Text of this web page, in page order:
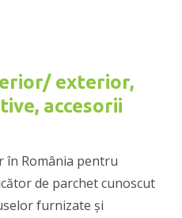
exterior,
accesorii
România pentru
de parchet cunoscut
furnizate și